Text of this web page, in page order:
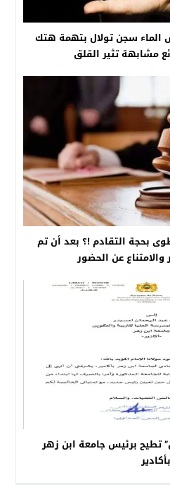
الماء سجن تولال بتهمة هتك
بحجة التقادم !؟ بعد أن تم
والامتناع عن الحضور
تطيح برئيس جامعة ابن زهر
بأكادير